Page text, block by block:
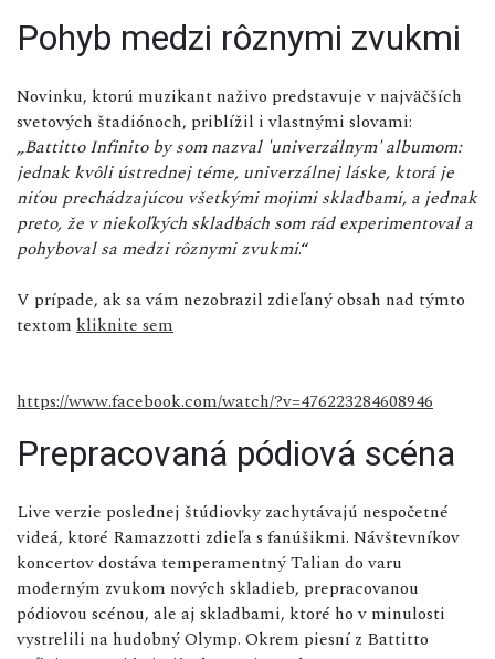
Pohyb medzi rôznymi zvukmi
Novinku, ktorú muzikant naživo predstavuje v najväčších
svetových štadiónoch, priblížil i vlastnými slovami:
„Battitto Infinito by som nazval 'univerzálnym' albumom:
jednak kvôli ústrednej téme, univerzálnej láske, ktorá je
niťou prechádzajúcou všetkými mojimi skladbami, a jednak
preto, že v niekoľkých skladbách som rád experimentoval a
pohyboval sa medzi rôznymi zvukmi.“
V prípade, ak sa vám nezobrazil zdieľaný obsah nad týmto
textom kliknite sem
https://www.facebook.com/watch/?v=476223284608946
Prepracovaná pódiová scéna
Live verzie poslednej štúdiovky zachytávajú nespočetné
videá, ktoré Ramazzotti zdieľa s fanúšikmi. Návštevníkov
koncertov dostáva temperamentný Talian do varu
moderným zvukom nových skladieb, prepracovanou
pódiovou scénou, ale aj skladbami, ktoré ho v minulosti
vystrelili na hudobný Olymp. Okrem piesní z Battitto